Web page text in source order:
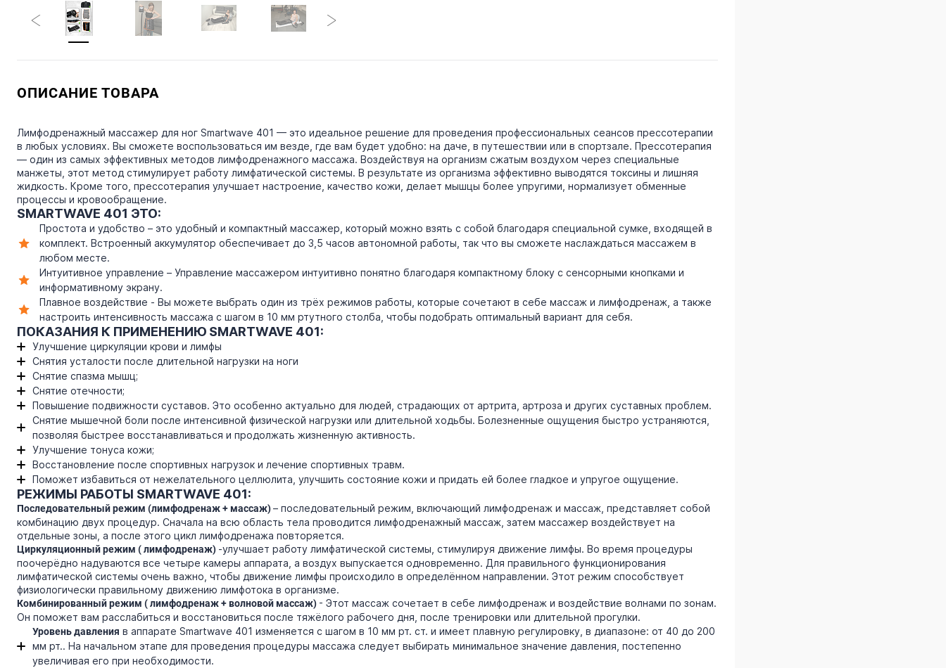
ОПИСАНИЕ ТОВАРА
Лимфодренажный массажер для ног Smartwave 401 — это идеальное решение для проведения профессиональных сеансов прессотерапии
в любых условиях. Вы сможете воспользоваться им везде, где вам будет удобно: на даче, в путешествии или в спортзале. Прессотерапия
— один из самых эффективных методов лимфодренажного массажа. Воздействуя на организм сжатым воздухом через специальные
манжеты, этот метод стимулирует работу лимфатической системы. В результате из организма эффективно выводятся токсины и лишняя
жидкость. Кроме того, прессотерапия улучшает настроение, качество кожи, делает мышцы более упругими, нормализует обменные
процессы и кровообращение.
SMARTWAVE 401 ЭТО:
Простота и удобство – это удобный и компактный массажер, который можно взять с собой благодаря специальной сумке, входящей в
комплект. Встроенный аккумулятор обеспечивает до 3,5 часов автономной работы, так что вы сможете наслаждаться массажем в
любом месте.
Интуитивное управление – Управление массажером интуитивно понятно благодаря компактному блоку с сенсорными кнопками и
информативному экрану.
Плавное воздействие - Вы можете выбрать один из трёх режимов работы, которые сочетают в себе массаж и лимфодренаж, а также
настроить интенсивность массажа с шагом в 10 мм ртутного столба, чтобы подобрать оптимальный вариант для себя.
ПОКАЗАНИЯ К ПРИМЕНЕНИЮ SMARTWAVE 401:
Улучшение циркуляции крови и лимфы
Снятия усталости после длительной нагрузки на ноги
Снятие спазма мышц;
Снятие отечности;
Повышение подвижности суставов. Это особенно актуально для людей, страдающих от артрита, артроза и других суставных проблем.
Снятие мышечной боли после интенсивной физической нагрузки или длительной ходьбы. Болезненные ощущения быстро устраняются,
позволяя быстрее восстанавливаться и продолжать жизненную активность.
Улучшение тонуса кожи;
Восстановление после спортивных нагрузок и лечение спортивных травм.
Поможет избавиться от нежелательного целлюлита, улучшить состояние кожи и придать ей более гладкое и упругое ощущение.
РЕЖИМЫ РАБОТЫ SMARTWAVE 401:
Последовательный режим (лимфодренаж + массаж)– последовательный режим, включающий лимфодренаж и массаж, представляет собой
комбинацию двух процедур. Сначала на всю область тела проводится лимфодренажный массаж, затем массажер воздействует на
отдельные зоны, а после этого цикл лимфодренажа повторяется.
Циркуляционный режим ( лимфодренаж) -улучшает работу лимфатической системы, стимулируя движение лимфы. Во время процедуры
поочерёдно надуваются все четыре камеры аппарата, а воздух выпускается одновременно. Для правильного функционирования
лимфатической системы очень важно, чтобы движение лимфы происходило в определённом направлении. Этот режим способствует
физиологически правильному движению лимфотока в организме.
Комбинированный режим ( лимфодренаж + волновой массаж) - Этот массаж сочетает в себе лимфодренаж и воздействие волнами по зонам.
Он поможет вам расслабиться и восстановиться после тяжёлого рабочего дня, после тренировки или длительной прогулки.
Уровень давления в аппарате Smartwave 401 изменяется с шагом в 10 мм рт. ст. и имеет плавную регулировку, в диапазоне: от 40 до 200
мм рт.. На начальном этапе для проведения процедуры массажа следует выбирать минимальное значение давления, постепенно
увеличивая его при необходимости.